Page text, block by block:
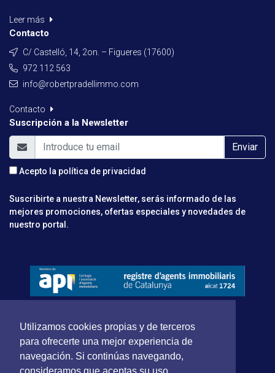
Utilizamos cookies propias y de terceros
para ofrecerte una mejor experiencia de
navegación. Si continúas navegando,
Leer más
Contacto
C/ Castelló, 14, 2on. – Figueres (17600)
972 112 563
info@robertpradellimmo.com
Contacto
Suscripción a la Newsletter
Enviar
Acepto la política de privacidad
Suscribirte a nuestra Newsletter, serás informado de las
mejores promociones, ofertas especiales y novedades de
nuestro portal.